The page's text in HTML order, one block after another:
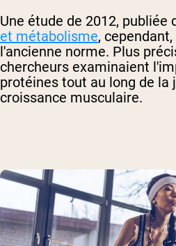
Une étude de 2012, publiée
et métabolisme,
l'ancienne norme. Plus
chercheurs examinaient
protéines tout au long de la
croissance musculaire.